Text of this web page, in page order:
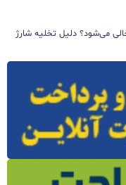
دلیل تخلیه شارژ